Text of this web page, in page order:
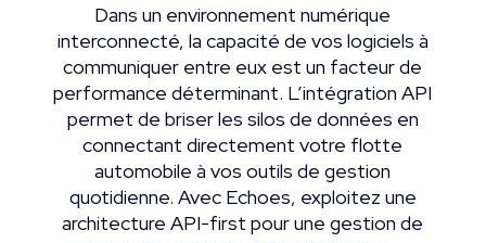
Dans un environnement numérique
interconnecté, la capacité de vos logiciels à
communiquer entre eux est un facteur de
performance déterminant. L’intégration API
permet de briser les silos de données en
connectant directement votre flotte
automobile à vos outils de gestion
quotidienne. Avec Echoes, exploitez une
architecture API-first pour une gestion de